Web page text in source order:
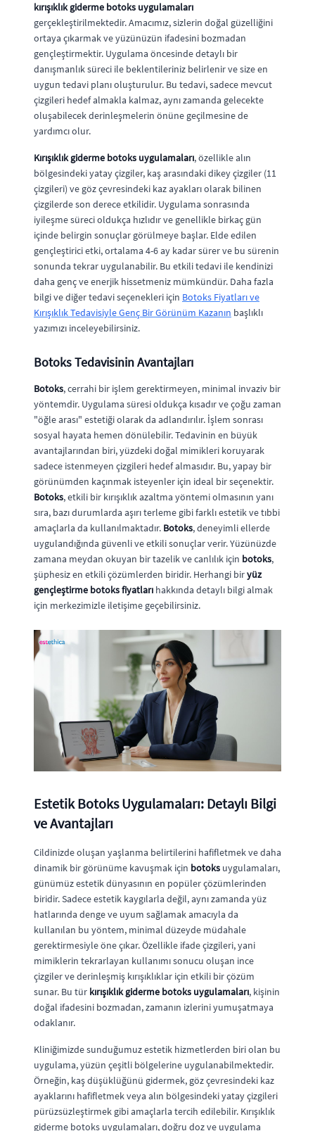
kırışıklık giderme botoks uygulamaları
gerçekleştirilmektedir. Amacımız, sizlerin doğal güzelliğini
ortaya çıkarmak ve yüzünüzün ifadesini bozmadan
gençleştirmektir. Uygulama öncesinde detaylı bir
danışmanlık süreci ile beklentileriniz belirlenir ve size en
uygun tedavi planı oluşturulur. Bu tedavi, sadece mevcut
çizgileri hedef almakla kalmaz, aynı zamanda gelecekte
oluşabilecek derinleşmelerin önüne geçilmesine de
yardımcı olur.
Kırışıklık giderme botoks uygulamaları, özellikle alın
bölgesindeki yatay çizgiler, kaş arasındaki dikey çizgiler (11
çizgileri) ve göz çevresindeki kaz ayakları olarak bilinen
çizgilerde son derece etkilidir. Uygulama sonrasında
iyileşme süreci oldukça hızlıdır ve genellikle birkaç gün
içinde belirgin sonuçlar görülmeye başlar. Elde edilen
gençleştirici etki, ortalama 4-6 ay kadar sürer ve bu sürenin
sonunda tekrar uygulanabilir. Bu etkili tedavi ile kendinizi
daha genç ve enerjik hissetmeniz mümkündür. Daha fazla
bilgi ve diğer tedavi seçenekleri için Botoks Fiyatları ve
Kırışıklık Tedavisiyle Genç Bir Görünüm Kazanın başlıklı
yazımızı inceleyebilirsiniz.
Botoks Tedavisinin Avantajları
Botoks, cerrahi bir işlem gerektirmeyen, minimal invaziv bir
yöntemdir. Uygulama süresi oldukça kısadır ve çoğu zaman
"öğle arası" estetiği olarak da adlandırılır. İşlem sonrası
sosyal hayata hemen dönülebilir. Tedavinin en büyük
avantajlarından biri, yüzdeki doğal mimikleri koruyarak
sadece istenmeyen çizgileri hedef almasıdır. Bu, yapay bir
görünümden kaçınmak isteyenler için ideal bir seçenektir.
Botoks, etkili bir kırışıklık azaltma yöntemi olmasının yanı
sıra, bazı durumlarda aşırı terleme gibi farklı estetik ve tıbbi
amaçlarla da kullanılmaktadır. Botoks, deneyimli ellerde
uygulandığında güvenli ve etkili sonuçlar verir. Yüzünüzde
zamana meydan okuyan bir tazelik ve canlılık için botoks,
şüphesiz en etkili çözümlerden biridir. Herhangi biryüz
gençleştirme botoks fiyatları hakkında detaylı bilgi almak
için merkezimizle iletişime geçebilirsiniz.
Estetik Botoks Uygulamaları: Detaylı Bilgi
ve Avantajları
Cildinizde oluşan yaşlanma belirtilerini hafifletmek ve daha
dinamik bir görünüme kavuşmak için botoks uygulamaları,
günümüz estetik dünyasının en popüler çözümlerinden
biridir. Sadece estetik kaygılarla değil, aynı zamanda yüz
hatlarında denge ve uyum sağlamak amacıyla da
kullanılan bu yöntem, minimal düzeyde müdahale
gerektirmesiyle öne çıkar. Özellikle ifade çizgileri, yani
mimiklerin tekrarlayan kullanımı sonucu oluşan ince
çizgiler ve derinleşmiş kırışıklıklar için etkili bir çözüm
sunar. Bu tür kırışıklık giderme botoks uygulamaları, kişinin
doğal ifadesini bozmadan, zamanın izlerini yumuşatmaya
odaklanır.
Kliniğimizde sunduğumuz estetik hizmetlerden biri olan bu
uygulama, yüzün çeşitli bölgelerine uygulanabilmektedir.
Örneğin, kaş düşüklüğünü gidermek, göz çevresindeki kaz
ayaklarını hafifletmek veya alın bölgesindeki yatay çizgileri
pürüzsüzleştirmek gibi amaçlarla tercih edilebilir. Kırışıklık
giderme botoks uygulamaları, doğru doz ve uygulama